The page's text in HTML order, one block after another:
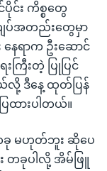
င်း ကိစ္စတွေ
ပ်အတည်းတွေမှာ
ေရာက ဦးဆောင်
ကြီးတဲ့ ပြုပြင်
လို့ ဒီနေ့ ထုတ်ပြန်
ထားပါတယ်။
ခု မဟုတ်ဘူး ဆိုပေ
တခုပါလို့ အိမ်ဖြူ